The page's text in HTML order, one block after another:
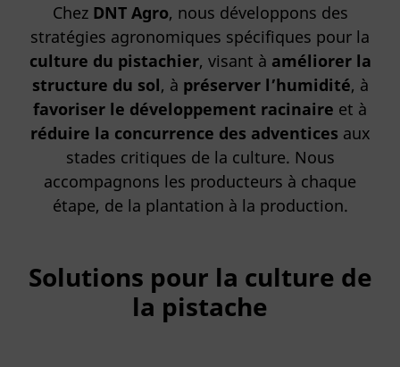
Chez DNT Agro, nous développons des
stratégies agronomiques spécifiques pour la
culture du pistachier, visant à améliorer la
structure du sol, à préserver l’humidité, à
favoriser le développement racinaire et à
réduire la concurrence des adventices aux
stades critiques de la culture. Nous
accompagnons les producteurs à chaque
étape, de la plantation à la production.
Solutions pour la culture de
la pistache